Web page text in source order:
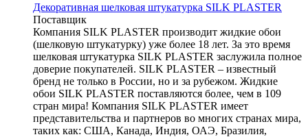
Декоративная шелковая штукатурка SILK PLASTER
Поставщик
Компания SILK PLASTER производит жидкие обои
(шелковую штукатурку) уже более 18 лет. За это время
шелковая штукатурка SILK PLASTER заслужила полное
доверие покупателей. SILK PLASTER – известный
бренд не только в России, но и за рубежом. Жидкие
обои SILK PLASTER поставляются более, чем в 109
стран мира! Компания SILK PLASTER имеет
представительства и партнеров во многих странах мира,
таких как: США, Канада, Индия, ОАЭ, Бразилия,